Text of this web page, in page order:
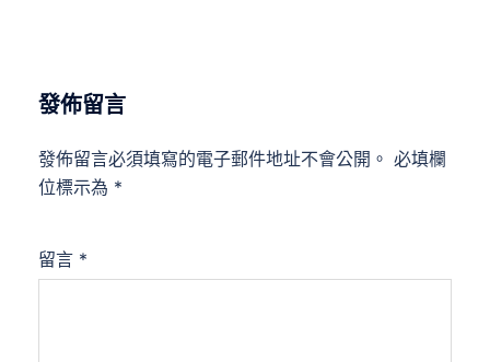
發佈留言
發佈留言必須填寫的電子郵件地址不會公開。 必填欄
位標示為 *
留言 *